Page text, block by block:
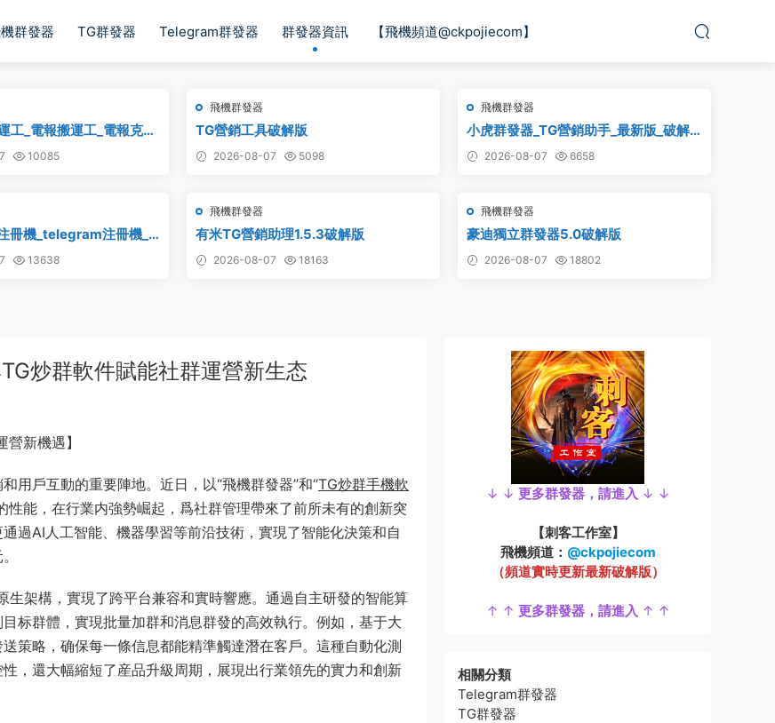
群發器 TG群發器 Telegram群發器 群發器資訊 【飛機頻道@ckpojiecom】
_電報搬運工_電報克隆
搬運10085
飛機群發器
TG營銷工具破解版
2026-08-07 5098
飛機群發器
小虎群發器_TG營銷助手_最新版_破解
版_永久版
2026-08-07 6658
冊機_telegram注冊機_
機破解版
13638
飛機群發器
有米TG營銷助理1.5.3破解版
2026-08-07 18163
飛機群發器
豪迪獨立群發器5.0破解版
2026-08-07 18802
炒群軟件賦能社群運營新生态
新機遇】
用戶互動的重要陣地。近日，以“飛機群發器”和“TG炒群手機軟
能，在行業内強勢崛起，爲社群管理帶來了前所未有的創新突
過AI人工智能、機器學習等前沿技術，實現了智能化決策和自
架構，實現了跨平台兼容和實時響應。通過自主研發的智能算
标群體，實現批量加群和消息群發的高效執行。例如，基于大
策略，确保每一條信息都能精準觸達潛在客戶。這種自動化測
，還大幅縮短了産品升級周期，展現出行業領先的實力和創新
↓ ↓ 更多群發器，請進入 ↓ ↓
【刺客工作室】
飛機頻道： @ckpojiecom
（頻道實時更新最新破解版）
↑ ↑ 更多群發器，請進入 ↑ ↑
相關分類
Telegram群發器
TG群發器